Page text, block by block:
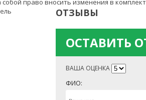
право вносить изменения в
ОТЗЫВЫ
ОСТАВИТЬ
ВАША ОЦЕНКА
ФИО: